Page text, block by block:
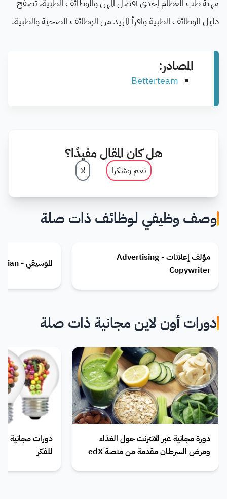
مهنة طب العظام إحدى أفضل المهن والوظائف الطبية، تصفَّح
دليل الوظائف الطبية واقرأ المزيد من الوظائف الصحية والطبية.
المصادر:
Betterteam
هل كان المقال مفيدًا؟
نعم وشكرا لا
وصف وظيفي لوظائف ذات صلة
مؤلف إعلانات - Advertising
Copywriter
الموسيقي - Musician
دورات أون لاين مجانية ذات صلة
دورة مجانية عبر الانترنت حول الغذاء
ومرض السرطان مقدمة من منصة edX
للفكر